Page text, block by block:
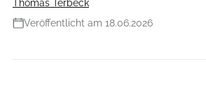
Thomas Terbeck
Veröffentlicht am 18.06.2026